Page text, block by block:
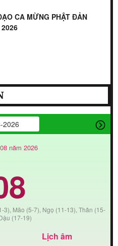
CA MỪNG PHẬT ĐẢN
năm 2026
3), Mão (5-7), Ngọ (11-13), Thân (15-
(17-19)
Lịch âm